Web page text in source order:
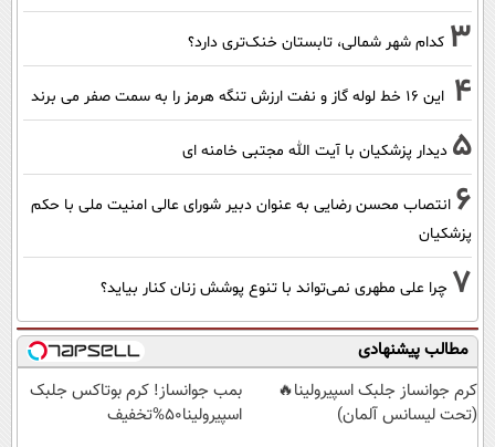
3 کدام شهر شمالی، تابستان خنک‌تری دارد؟
4 این 16 خط لوله گاز و نفت ارزش تنگه هرمز را به سمت صفر می برند
5 دیدار پزشکیان با آیت الله مجتبی خامنه ای
6 انتصاب محسن رضایی به عنوان دبیر شورای عالی امنیت ملی با حکم
پزشکیان
7 چرا علی مطهری نمی‌تواند با تنوع پوشش زنان کنار بیاید؟
مطالب پیشنهادی
کرم جوانساز جلبک اسپیرولینا🔥
(تحت لیسانس آلمان)
بمب جوانساز! کرم بوتاکس جلبک
اسپیرولینا50%تخفیف